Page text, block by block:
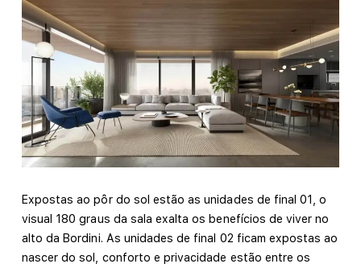
Expostas ao pôr do sol estão as unidades de final 01, o
visual 180 graus da sala exalta os benefícios de viver no
alto da Bordini. As unidades de final 02 ficam expostas ao
nascer do sol, conforto e privacidade estão entre os